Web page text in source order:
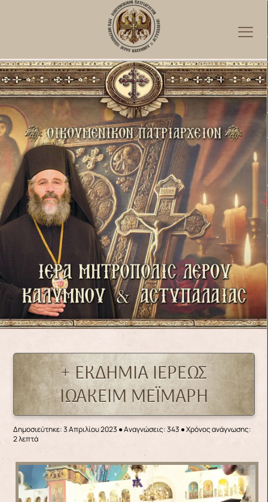
+ ΕΚΔΗΜΙΑ ΙΕΡΕΩΣ
ΙΩΑΚΕΙΜ ΜΕΪΜΑΡΗ
Δημοσιεύτηκε: 3 Απριλίου 2023 ●Αναγνώσεις: 343 ● Χρόνος ανάγνωσης:
2 λεπτά